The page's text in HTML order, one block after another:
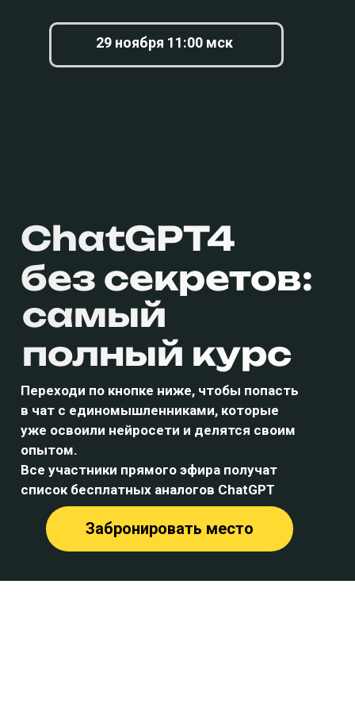
29 ноября 11:00 мск
Переходи по кнопке ниже, чтобы попасть
в чат с единомышленниками, которые
уже освоили нейросети и делятся своим
опытом.
Все участники прямого эфира получат
список бесплатных аналогов ChatGPT
Забронировать место
самый
полный курс
ChatGPT4
без секретов: